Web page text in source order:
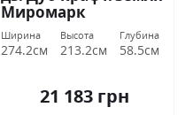
Миромарк
Ширина
274.2см
Высота
213.2см
Глубина
58.5см
21 183 грн